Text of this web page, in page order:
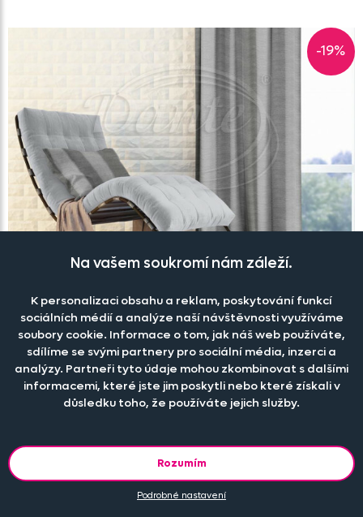
-19%
Dekorační látka 350317/152 na závěsy, polštářky
Skladem
129 Kč
Na vašem soukromí nám záleží.
K personalizaci obsahu a reklam, poskytování funkcí
sociálních médií a analýze naší návštěvnosti využíváme
soubory cookie. Informace o tom, jak náš web používáte,
sdílíme se svými partnery pro sociální média, inzerci a
analýzy. Partneři tyto údaje mohou zkombinovat s dalšími
informacemi, které jste jim poskytli nebo které získali v
důsledku toho, že používáte jejich služby.
Rozumím
Podrobné nastavení